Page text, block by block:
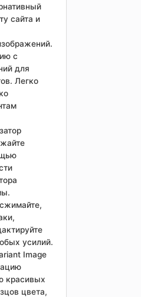
сайта и
с
для
Легко
усилий.
Image
красивых
цвета,